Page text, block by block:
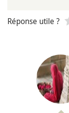
Réponse utile ?